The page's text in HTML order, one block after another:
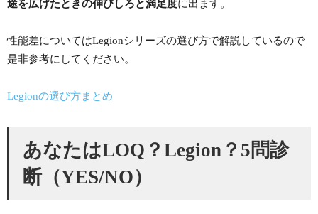
途を広げたときの伸びしろと満足度に出ます。
性能差についてはLegionシリーズの選び方で解説しているので
是非参考にしてください。
Legionの選び方まとめ
あなたはLOQ？Legion？5問診
断（YES/NO）